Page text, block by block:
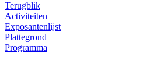
Terugblik
Activiteiten
Exposantenlijst
Plattegrond
Programma